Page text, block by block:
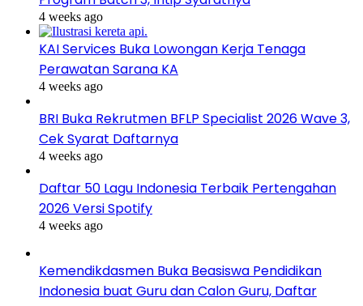
4 weeks ago
KAI Services Buka Lowongan Kerja Tenaga
Perawatan Sarana KA
4 weeks ago
BRI Buka Rekrutmen BFLP Specialist 2026 Wave 3,
Cek Syarat Daftarnya
4 weeks ago
Daftar 50 Lagu Indonesia Terbaik Pertengahan
2026 Versi Spotify
4 weeks ago
Kemendikdasmen Buka Beasiswa Pendidikan
Indonesia buat Guru dan Calon Guru, Daftar